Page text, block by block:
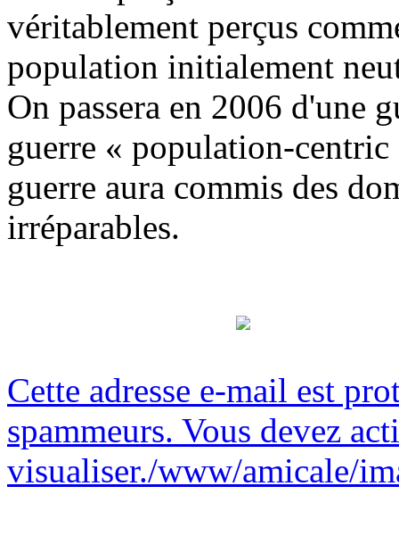
véritablement perçus
population initialement
On passera en 2006 d'une
guerre « population-
guerre aura commis des
irréparables.
Cette adresse e-mail est
spammeurs. Vous devez
visualiser./www/amicale/